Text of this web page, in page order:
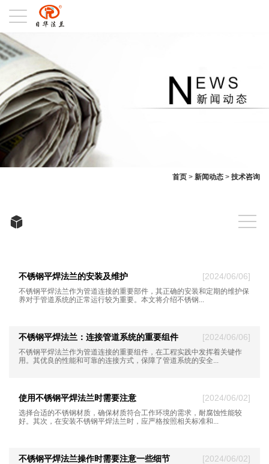
首页 > 新闻动态 > 技术咨询
不锈钢平焊法兰的安装及维护 [2024/06/06]
​不锈钢平焊法兰作为管道连接的重要部件，其正确的安装和定期的维护保
养对于管道系统的正常运行较为重要。本文将介绍不锈钢...
不锈钢平焊法兰：连接管道系统的重要组件 [2024/06/06]
不锈钢平焊法兰作为管道连接的重要组件，在工程实践中发挥着关键作
用。其优良的性能和可靠的连接方式，保障了管道系统的安全...
使用不锈钢平焊法兰时需要注意 [2024/06/02]
选择合适的不锈钢材质，确保材质符合工作环境的需求，耐腐蚀性能较
好。其次，在安装不锈钢平焊法兰时，应严格按照相关标准和...
不锈钢平焊法兰操作时需要注意一些细节 [2024/06/02]